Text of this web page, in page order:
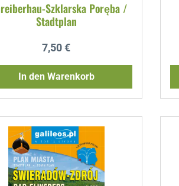
Szklarska Poręba /
Stadtplan
Regulärer Preis:
7,50 €
In den Warenkorb